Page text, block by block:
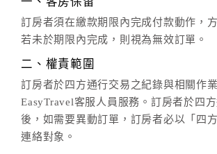
訂房者須在繳款期限內完成付款動作，
若未於期限內完成，則視為無效訂單。
二、權責範圍
訂房者於四方通行交易之紀錄與相關作
EasyTravel客服人員服務。訂房者於四
後，如需要異動訂單，訂房者必以「四
連絡對象。